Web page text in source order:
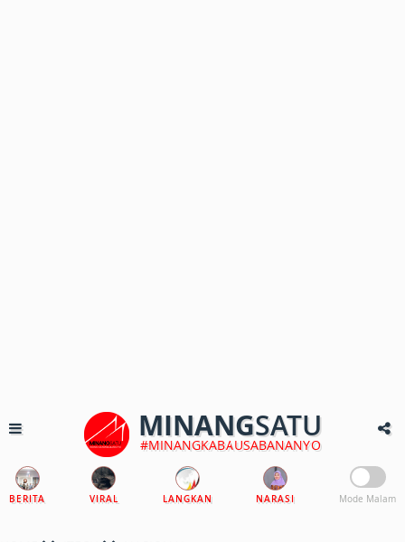
MINANGSATU
#MINANGKABAUSABANANYO
BERITA VIRAL LANGKAN NARASI Mode Malam